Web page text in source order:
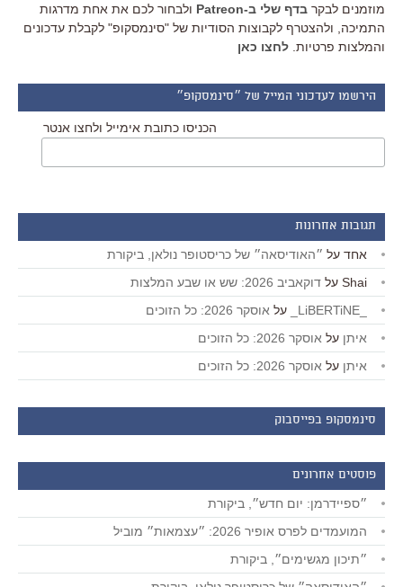
מוזמנים לבקר בדף שלי ב-Patreon
ולבחור לכם את אחת מדרגות
התמיכה, ולהצטרף לקבוצות הסודיות של "סינמסקופ" לקבלת עדכונים
והמלצות פרטיות. לחצו כאן
הירשמו לעדכוני המייל של ״סינמסקופ״
הכניסו כתובת אימייל ולחצו אנטר
תגובות אחרונות
אחד על ״האודיסאה״ של כריסטופר נולאן, ביקורת
Shai על דוקאביב 2026: שש או שבע המלצות
על אוסקר 2026: כל הזוכים
איתן על אוסקר 2026: כל הזוכים
איתן על אוסקר 2026: כל הזוכים
סינמסקופ בפייסבוק
פוסטים אחרונים
״ספיידרמן: יום חדש״, ביקורת
המועמדים לפרס אופיר 2026: ״עצמאות״ מוביל
״תיכון מגשימים״, ביקורת